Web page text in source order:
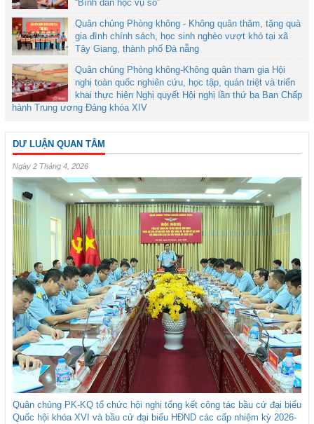
“Bình dân học vụ số”
Quân chủng Phòng không - Không quân thăm, tặng quà
gia đình chính sách, học sinh nghèo vượt khó tại xã
Tây Giang, thành phố Đà nẵng
Quân chủng Phòng không-Không quân tham gia Hội
nghị toàn quốc nghiên cứu, học tập, quán triệt và triển
khai thực hiện Nghị quyết Hội nghị lần thứ ba Ban Chấp
hành Trung ương Đảng khóa XIV
DƯ LUẬN QUAN TÂM
Ngày 2 Tháng 4, 2026
Quân chủng PK-KQ tổ chức hội nghị tổng kết công tác bầu cử đại biểu
Quốc hội khóa XVI và bầu cử đại biểu HĐND các cấp nhiệm kỳ 2026-